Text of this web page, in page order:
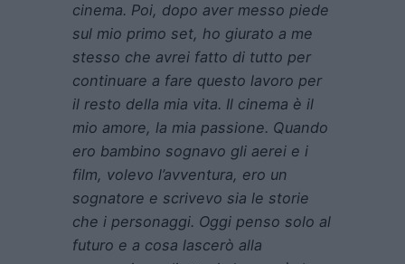
cinema. Poi, dopo aver messo piede
sul mio primo set, ho giurato a me
stesso che avrei fatto di tutto per
continuare a fare questo lavoro per
il resto della mia vita. Il cinema è il
mio amore, la mia passione. Quando
ero bambino sognavo gli aerei e i
film, volevo l’avventura, ero un
sognatore e scrivevo sia le storie
che i personaggi. Oggi penso solo al
futuro e a cosa lascerò alla